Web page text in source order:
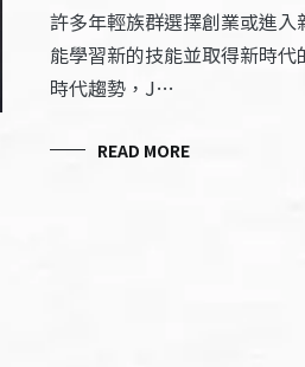
許多年輕族群選擇創業或進
能學習新的技能並取得新時
時代趨勢，J…
READ MORE